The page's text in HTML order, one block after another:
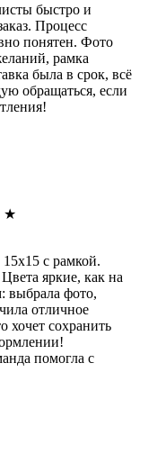
быстро и
Процесс
понятен. Фото
рамка
была в срок, всё
обращаться, если
★
с рамкой.
яркие, как на
выбрала фото,
отличное
хочет сохранить
помогла с